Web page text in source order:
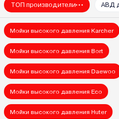
Annovi Reverberi
Aprila
AQT
Bennett
Black & Decker
Bort
Bosch (Бош)
Brado
Brait
ТОП производители АВД
Мойки высокого давления Karcher
Мойки высокого давления Bort
Мойки высокого давления Daewoo
Мойки высокого давления Eco
Мойки высокого давления Huter